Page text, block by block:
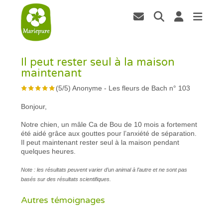
Il peut rester seul à la maison
maintenant
(5/5)Anonyme - Les fleurs de Bach n° 103
Bonjour,
Notre chien, un mâle Ca de Bou de 10 mois a fortement
été aidé grâce aux gouttes pour l’anxiété de séparation.
Il peut maintenant rester seul à la maison pendant
quelques heures.
Note : les résultats peuvent varier d’un animal à l’autre et ne sont pas
basés sur des résultats scientifiques.
Autres témoignages